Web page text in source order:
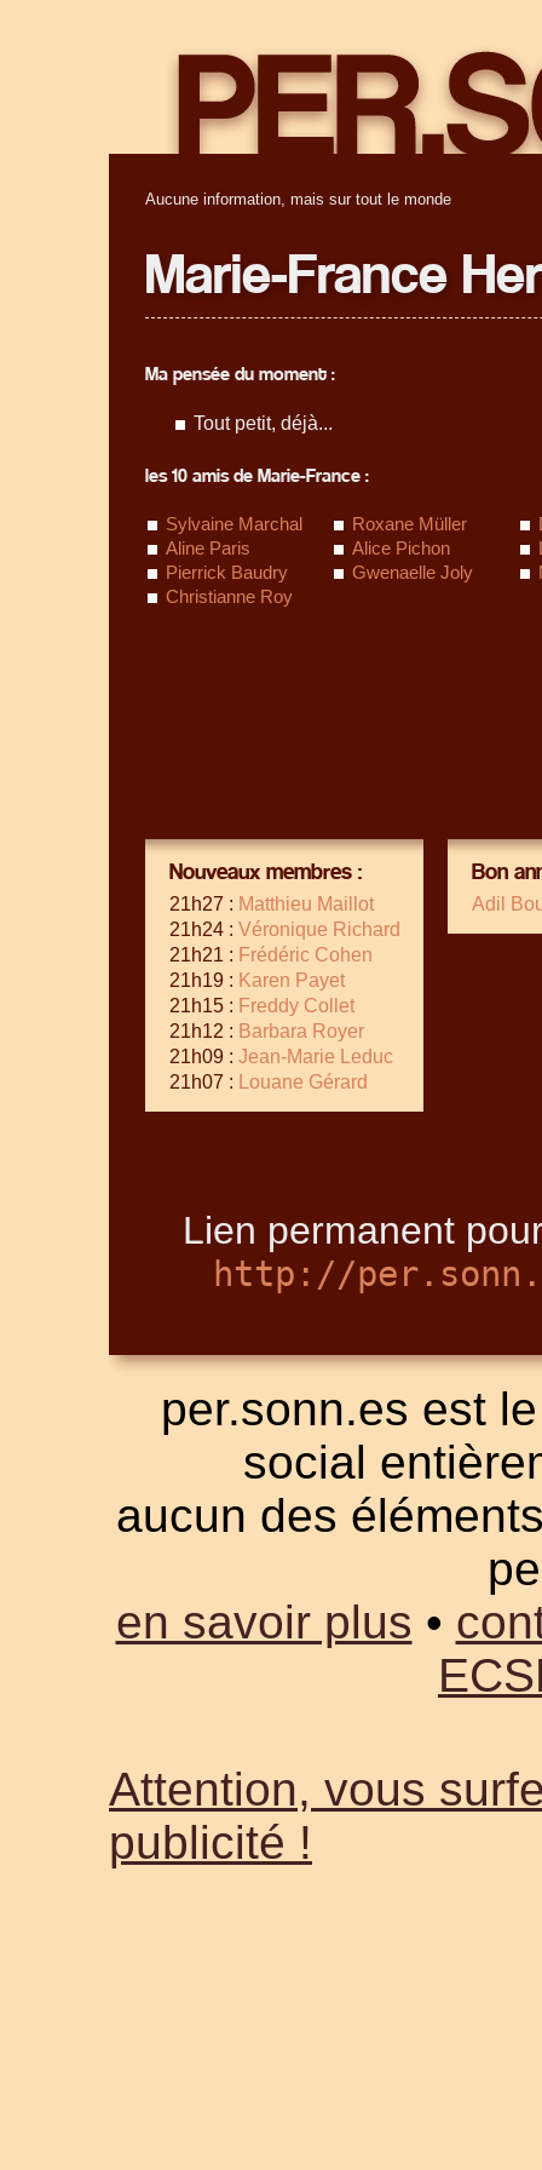
Aucune information, mais sur tout le monde
Marie-France
Ma pensée du moment :
Tout petit, déjà...
les 10 amis de Marie-France :
Sylvaine Marchal Roxane Müller
Aline Paris
Alice Pichon
Pierrick Baudry
Gwenaelle Joly
Christianne Roy
Nouveaux membres :
21h27 : Matthieu Maillot
21h24 : Véronique Richard
21h21 : Frédéric Cohen
21h19 : Karen Payet
21h15 : Freddy Collet
21h12 : Barbara Royer
21h09 : Jean-Marie Leduc
21h07 :
Louane Gérard
Bon
Adil
Lien permanent
http://
per.sonn.es est
social
aucun des
en savoir plus •
Attention, vous
publicité !